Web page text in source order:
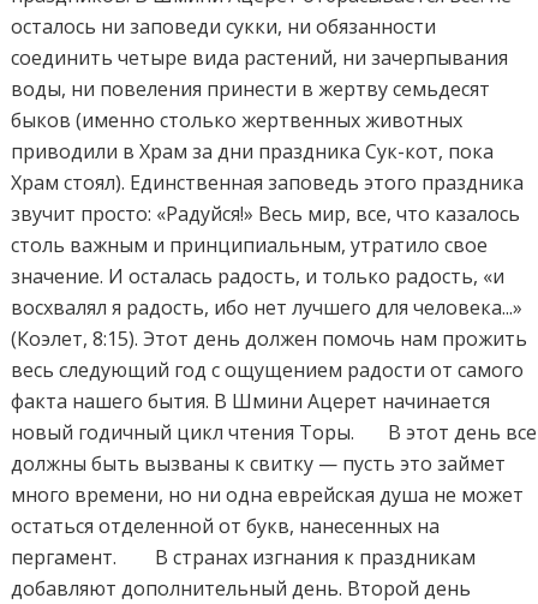
осталось ни заповеди сукки, ни обязанности
соединить четыре вида растений, ни зачерпывания
воды, ни повеления принести в жертву семьдесят
быков (именно столько жертвенных животных
приводили в Храм за дни праздника Сук-кот, пока
Храм стоял). Единственная заповедь этого праздника
звучит просто: «Радуйся!» Весь мир, все, что казалось
столь важным и принципиальным, утратило свое
значение. И осталась радость, и только радость, «и
восхвалял я радость, ибо нет лучшего для человека...»
(Коэлет, 8:15). Этот день должен помочь нам прожить
весь следующий год с ощущением радости от самого
факта нашего бытия. В Шмини Ацерет начинается
новый годичный цикл чтения Торы. В этот день все
должны быть вызваны к свитку — пусть это займет
много времени, но ни одна еврейская душа не может
остаться отделенной от букв, нанесенных на
пергамент. В странах изгнания к праздникам
добавляют дополнительный день. Второй день